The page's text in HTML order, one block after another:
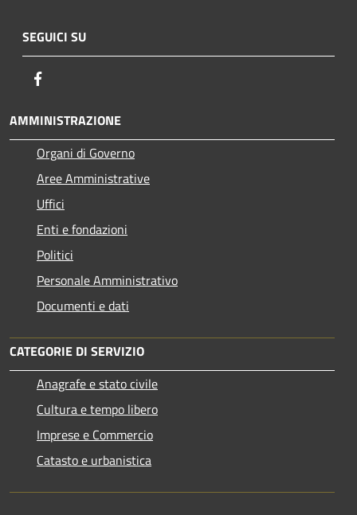
SEGUICI SU
AMMINISTRAZIONE
Organi di Governo
Aree Amministrative
Uffici
Enti e fondazioni
Politici
Personale Amministrativo
Documenti e dati
CATEGORIE DI SERVIZIO
Anagrafe e stato civile
Cultura e tempo libero
Imprese e Commercio
Catasto e urbanistica